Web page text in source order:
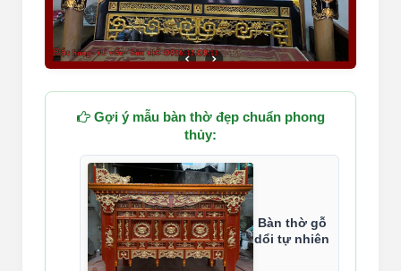
Gợi ý mẫu bàn thờ đẹp chuẩn phong
thủy:
Bàn thờ gỗ
dổi tự nhiên